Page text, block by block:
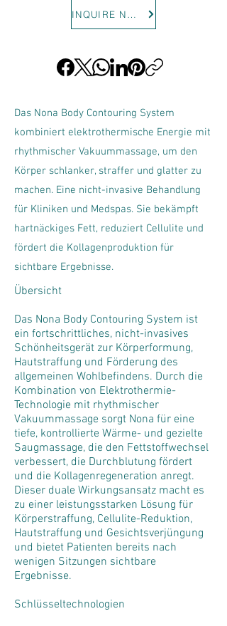
INQUIRE NOW
Das Nona Body Contouring System
kombiniert elektrothermische Energie mit
rhythmischer Vakuummassage, um den
Körper schlanker, straffer und glatter zu
machen. Eine nicht-invasive Behandlung
für Kliniken und Medspas. Sie bekämpft
hartnäckiges Fett, reduziert Cellulite und
fördert die Kollagenproduktion für
sichtbare Ergebnisse.
Übersicht
Das Nona Body Contouring System ist
ein fortschrittliches, nicht-invasives
Schönheitsgerät zur Körperformung,
Hautstraffung und Förderung des
allgemeinen Wohlbefindens. Durch die
Kombination von Elektrothermie-
Technologie mit rhythmischer
Vakuummassage sorgt Nona für eine
tiefe, kontrollierte Wärme- und gezielte
Saugmassage, die den Fettstoffwechsel
verbessert, die Durchblutung fördert
und die Kollagenregeneration anregt.
Dieser duale Wirkungsansatz macht es
zu einer leistungsstarken Lösung für
Körperstraffung, Cellulite-Reduktion,
Hautstraffung und Gesichtsverjüngung
und bietet Patienten bereits nach
wenigen Sitzungen sichtbare
Ergebnisse.
Schlüsseltechnologien